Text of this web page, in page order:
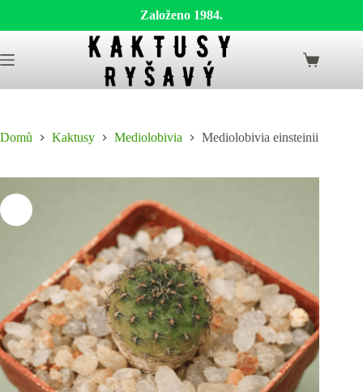
Založeno 1984.
to
content
Shopping
Domů Kaktusy Mediolobivia Mediolobivia einsteinii